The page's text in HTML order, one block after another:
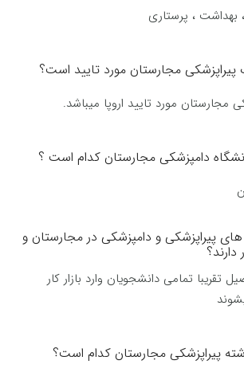
بهداشت ، پرستاری
مجارستان مورد تایید اروپا میباشد.
های پیراپزشکی و دامپزشکی در مجارستان و
دارند؟
تقریبا تمامی دانشجویان وارد بازار کار